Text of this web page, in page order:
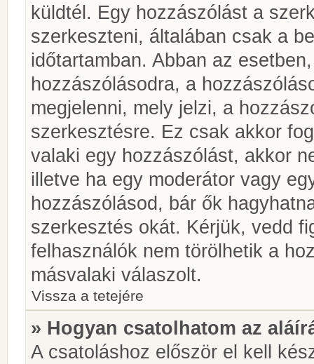
küldtél. Egy hozzászólást a
szerkeszteni, általában csak a
időtartamban. Abban az
hozzászólásodra, a
megjelenni, mely jelzi, a
szerkesztésre. Ez csak akkor
valaki egy hozzászólást, akkor
illetve ha egy moderátor vagy
hozzászólásod, bár ők
szerkesztés okát. Kérjük, vedd
felhasználók nem törölhetik a
másvalaki válaszolt.
Vissza a tetejére
» Hogyan csatolhatom az
A csatoláshoz először el kell